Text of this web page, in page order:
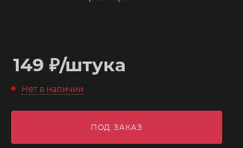
149 ₽/штука
Нет в наличии
ПОД ЗАКАЗ